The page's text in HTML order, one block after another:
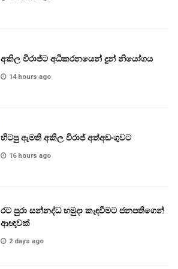
අකිල විරාජ්ට අධිකරනයෙන් දුන් නියෝගය
14 hours ago
හිටපු ඇමති අකිල විරාජ් අත්අඩංගුවට
16 hours ago
රට පුරා සන්නද්ධ හමුදා කැඳවීමට ජනපතිගෙන්
ආඥාවක්
2 days ago